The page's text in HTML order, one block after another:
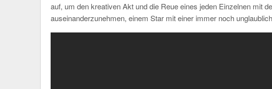
auf, um den kreativen Akt und die Reue eines jeden Einzelnen mit
auseinanderzunehmen, einem Star mit einer immer noch